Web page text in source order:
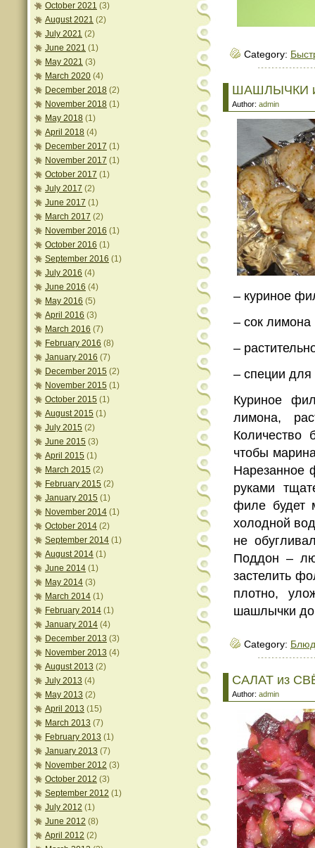
October 2021 (3)
August 2021 (2)
July 2021 (2)
June 2021 (1)
May 2021 (3)
March 2020 (4)
December 2018 (2)
November 2018 (1)
May 2018 (1)
April 2018 (4)
December 2017 (1)
November 2017 (1)
October 2017 (1)
July 2017 (2)
June 2017 (1)
March 2017 (2)
November 2016 (1)
October 2016 (1)
September 2016 (1)
July 2016 (4)
June 2016 (4)
May 2016 (5)
April 2016 (3)
March 2016 (7)
February 2016 (8)
January 2016 (7)
December 2015 (2)
November 2015 (1)
October 2015 (1)
August 2015 (1)
July 2015 (2)
June 2015 (3)
April 2015 (1)
March 2015 (2)
February 2015 (2)
January 2015 (1)
November 2014 (1)
October 2014 (2)
September 2014 (1)
August 2014 (1)
June 2014 (1)
May 2014 (3)
March 2014 (1)
February 2014 (1)
January 2014 (4)
December 2013 (3)
November 2013 (4)
August 2013 (2)
July 2013 (4)
May 2013 (2)
April 2013 (15)
March 2013 (7)
February 2013 (1)
January 2013 (7)
November 2012 (3)
October 2012 (3)
September 2012 (1)
July 2012 (1)
June 2012 (8)
April 2012 (2)
Category:
ШАШЛЫЧКИ
Author: admin
– куриное
– сок лимона
–
– специи для
Куриное
лимона,
Количество
чтобы
Нарезанное
руками
филе будет
холодной
не
Поддон –
застелить
плотно,
шашлычки до
Category:
САЛАТ из
Author: admin